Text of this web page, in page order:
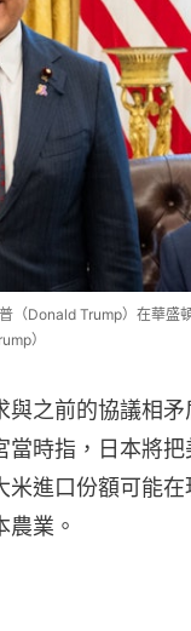
（Donald Trump）在華盛
）
與之前的協議相
當時指，日本將
米進口份額可能
業。